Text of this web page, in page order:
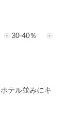
30-40％
ホテル並みにキ